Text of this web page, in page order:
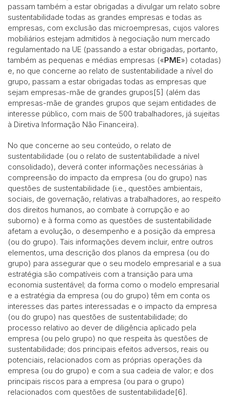
passam também a estar obrigadas a divulgar um relato sobre
sustentabilidade todas as grandes empresas e todas as
empresas, com exclusão das microempresas, cujos valores
mobiliários estejam admitidos à negociação num mercado
regulamentado na UE (passando a estar obrigadas, portanto,
também as pequenas e médias empresas («PME») cotadas)
e, no que concerne ao relato de sustentabilidade a nível do
grupo, passam a estar obrigadas todas as empresas que
sejam empresas-mãe de grandes grupos[5] (além das
empresas-mãe de grandes grupos que sejam entidades de
interesse público, com mais de 500 trabalhadores, já sujeitas
à Diretiva Informação Não Financeira).
No que concerne ao seu conteúdo, o relato de
sustentabilidade (ou o relato de sustentabilidade a nível
consolidado), deverá conter informações necessárias à
compreensão do impacto da empresa (ou do grupo) nas
questões de sustentabilidade (i.e., questões ambientais,
sociais, de governação, relativas a trabalhadores, ao respeito
dos direitos humanos, ao combate à corrupção e ao
suborno) e à forma como as questões de sustentabilidade
afetam a evolução, o desempenho e a posição da empresa
(ou do grupo). Tais informações devem incluir, entre outros
elementos, uma descrição dos planos da empresa (ou do
grupo) para assegurar que o seu modelo empresarial e a sua
estratégia são compatíveis com a transição para uma
economia sustentável; da forma como o modelo empresarial
e a estratégia da empresa (ou do grupo) têm em conta os
interesses das partes interessadas e o impacto da empresa
(ou do grupo) nas questões de sustentabilidade; do
processo relativo ao dever de diligência aplicado pela
empresa (ou pelo grupo) no que respeita às questões de
sustentabilidade; dos principais efeitos adversos, reais ou
potenciais, relacionados com as próprias operações da
empresa (ou do grupo) e com a sua cadeia de valor; e dos
principais riscos para a empresa (ou para o grupo)
relacionados com questões de sustentabilidade[6].